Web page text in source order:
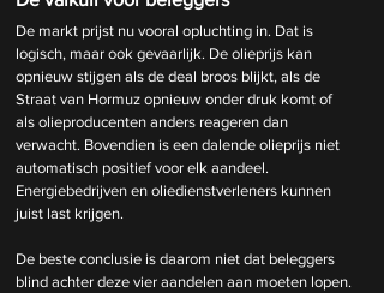
De markt prijst nu vooral opluchting in. Dat is
logisch, maar ook gevaarlijk. De olieprijs kan
opnieuw stijgen als de deal broos blijkt, als de
Straat van Hormuz opnieuw onder druk komt of
als olieproducenten anders reageren dan
verwacht. Bovendien is een dalende olieprijs niet
automatisch positief voor elk aandeel.
Energiebedrijven en oliedienstverleners kunnen
juist last krijgen.
De beste conclusie is daarom niet dat beleggers
blind achter deze vier aandelen aan moeten lopen.